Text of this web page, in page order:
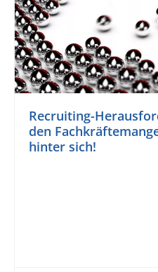
Recruiting-
den
hinter sich!